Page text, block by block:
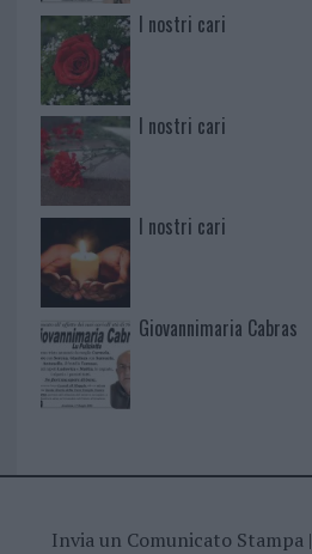
I nostri cari
I nostri cari
I nostri cari
Giovannimaria Cabras
Invia un Comunicato Stampa|